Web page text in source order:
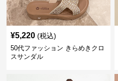
¥5,220 (税込)
50代ファッション きらめきクロ
スサンダル